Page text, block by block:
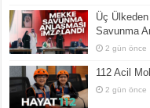
Üç
Savunma
2 gün önce
112 Acil
2 gün önce